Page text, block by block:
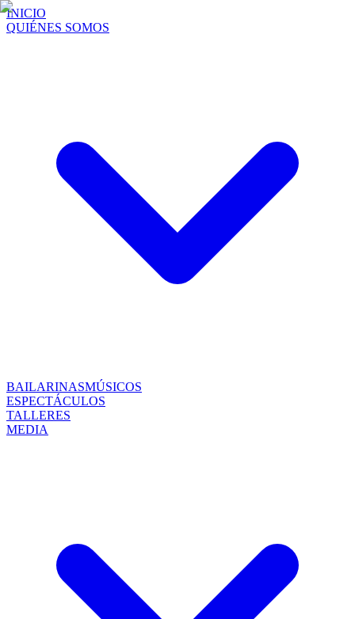
INICIO
QUIÉNES SOMOS
BAILARINASMÚSICOS
ESPECTÁCULOS
TALLERES
MEDIA